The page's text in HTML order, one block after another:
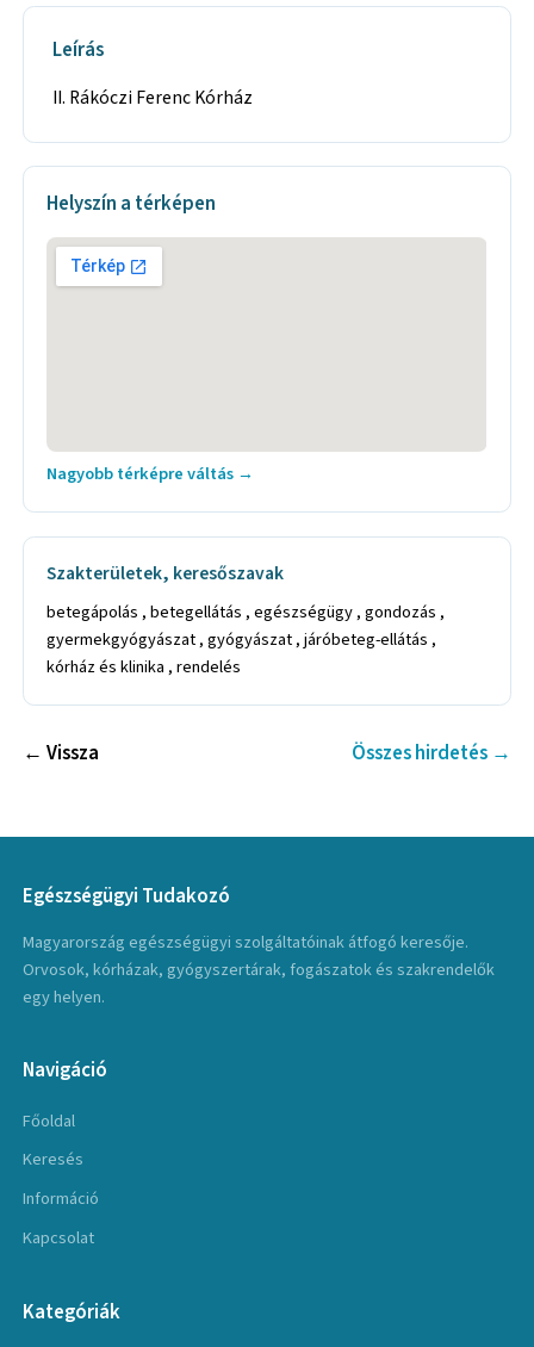
Leírás
II. Rákóczi Ferenc Kórház
Helyszín a térképen
Nagyobb térképre váltás →
Szakterületek, keresőszavak
betegápolás , betegellátás , egészségügy , gondozás ,
gyermekgyógyászat , gyógyászat , járóbeteg-ellátás ,
kórház és klinika , rendelés
← Vissza Összes hirdetés →
Egészségügyi Tudakozó
Magyarország egészségügyi szolgáltatóinak átfogó keresője.
Orvosok, kórházak, gyógyszertárak, fogászatok és szakrendelők
egy helyen.
Navigáció
Főoldal
Keresés
Információ
Kapcsolat
Kategóriák